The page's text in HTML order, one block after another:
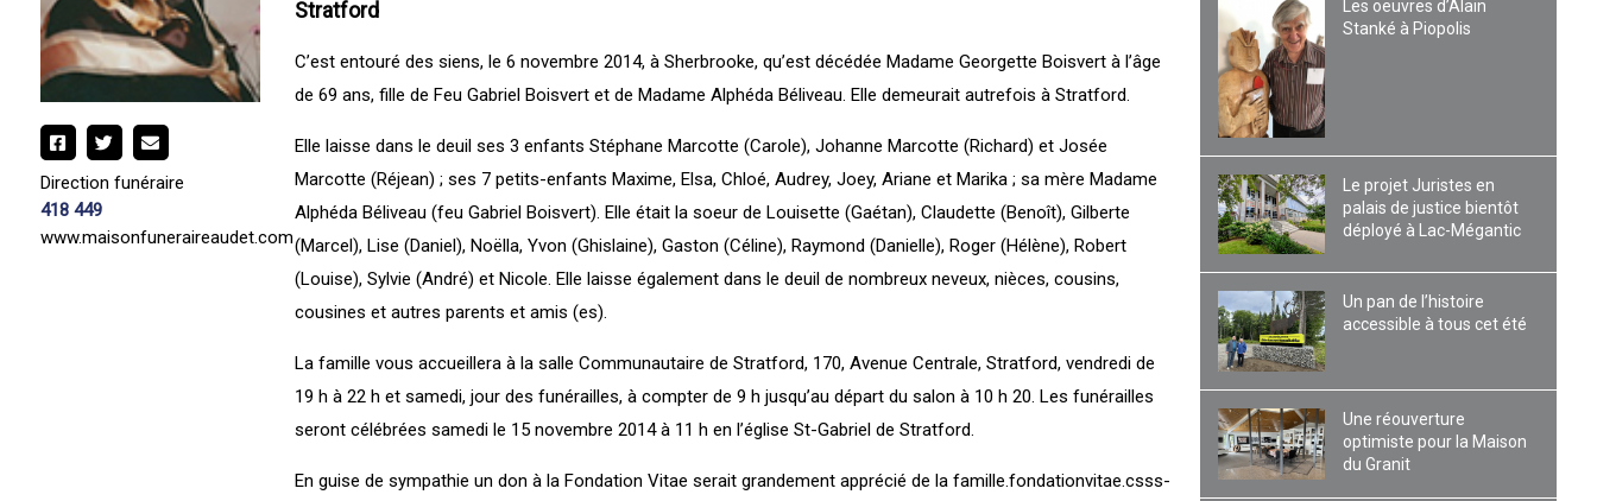
Direction funéraire
418 449
www.maisonfuneraireaudet.com
Stratford
C’est entouré des siens, le 6 novembre 2014, à Sherbrooke, qu’est décédée Madame Georgette Boisvert à l’âge
de 69 ans, fille de Feu Gabriel Boisvert et de Madame Alphéda Béliveau. Elle demeurait autrefois à Stratford.
Elle laisse dans le deuil ses 3 enfants Stéphane Marcotte (Carole), Johanne Marcotte (Richard) et Josée
Marcotte (Réjean) ; ses 7 petits-enfants Maxime, Elsa, Chloé, Audrey, Joey, Ariane et Marika ; sa mère Madame
Alphéda Béliveau (feu Gabriel Boisvert). Elle était la soeur de Louisette (Gaétan), Claudette (Benoît), Gilberte
(Marcel), Lise (Daniel), Noëlla, Yvon (Ghislaine), Gaston (Céline), Raymond (Danielle), Roger (Hélène), Robert
(Louise), Sylvie (André) et Nicole. Elle laisse également dans le deuil de nombreux neveux, nièces, cousins,
cousines et autres parents et amis (es).
La famille vous accueillera à la salle Communautaire de Stratford, 170, Avenue Centrale, Stratford, vendredi de
19 h à 22 h et samedi, jour des funérailles, à compter de 9 h jusqu’au départ du salon à 10 h 20. Les funérailles
seront célébrées samedi le 15 novembre 2014 à 11 h en l’église St-Gabriel de Stratford.
En guise de sympathie un don à la Fondation Vitae serait grandement apprécié de la famille.fondationvitae.csss-
Les oeuvres d’Alain
Stanké à Piopolis
Le projet Juristes en
palais de justice bientôt
déployé à Lac-Mégantic
Un pan de l’histoire
accessible à tous cet été
Une réouverture
optimiste pour la Maison
du Granit